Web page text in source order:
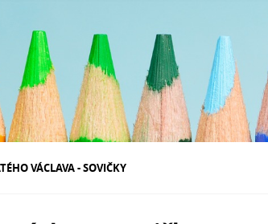
VÁCLAVA - SOVIČKY